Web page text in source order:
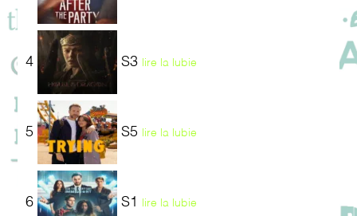
4 S3 lire la lubie
5 S5 lire la lubie
6 S1 lire la lubie